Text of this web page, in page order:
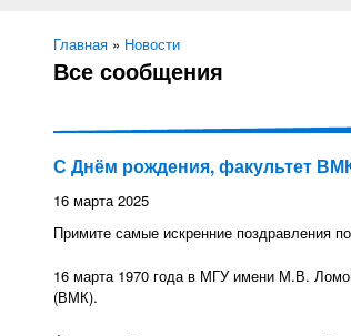
Вы здесь
Главная » Новости
Все сообщения
С Днём рождения, факультет
16 марта 2025
Примите самые искренние поздравления
16 марта 1970 года в МГУ имени М.В.
(ВМК).